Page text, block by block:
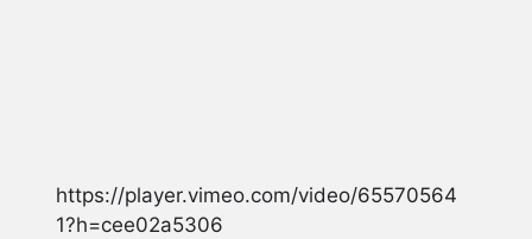
https://player.vimeo.com/video/65570564
1?h=cee02a5306